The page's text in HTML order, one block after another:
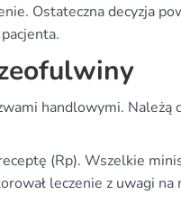
Ostateczna decyzja
handlowymi. Należą
(Rp). Wszelkie
leczenie z uwagi